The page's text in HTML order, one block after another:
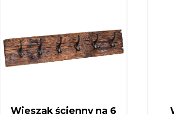
Wieszak ścienny na 6